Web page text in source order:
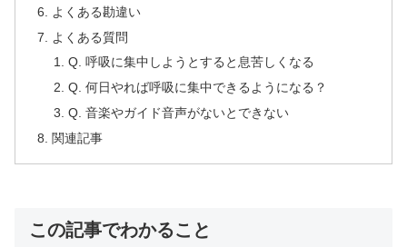
よくある勘違い
よくある質問
Q. 呼吸に集中しようとすると息苦しくなる
Q. 何日やれば呼吸に集中できるようになる？
Q. 音楽やガイド音声がないとできない
関連記事
この記事でわかること